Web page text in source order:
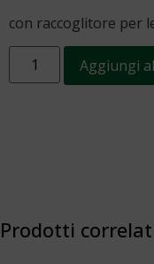
con raccoglitore per
Aggiungi
Prodotti